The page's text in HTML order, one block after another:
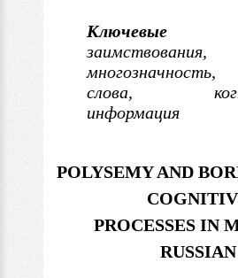
Ключевые
заимствования,
слова,
информация
POLYSEMY AND
PROCESSES IN
RUSSIAN